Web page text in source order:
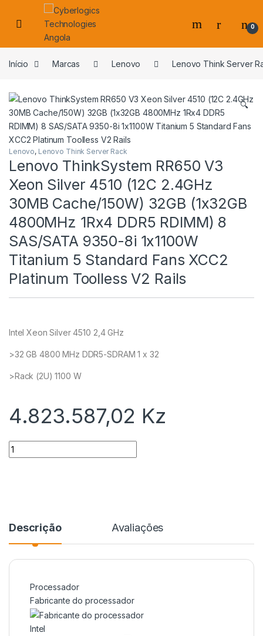
Skip to navigation
Skip to content
0
Início Marcas Lenovo Lenovo Think Server
🔍
Lenovo, Lenovo Think Server Rack
Lenovo ThinkSystem RR650 V3
Xeon Silver 4510 (12C 2.4GHz
30MB Cache/150W) 32GB (1x32GB
4800MHz 1Rx4 DDR5 RDIMM) 8
SAS/SATA 9350-8i 1x1100W
Titanium 5 Standard Fans XCC2
Platinum Toolless V2 Rails
Intel Xeon Silver 4510 2,4 GHz
>32 GB 4800 MHz DDR5-SDRAM 1 x 32
>Rack (2U) 1100 W
4.823.587,02 Kz
Quantidade
Descrição Avaliações
Processador
Fabricante do processador
Intel